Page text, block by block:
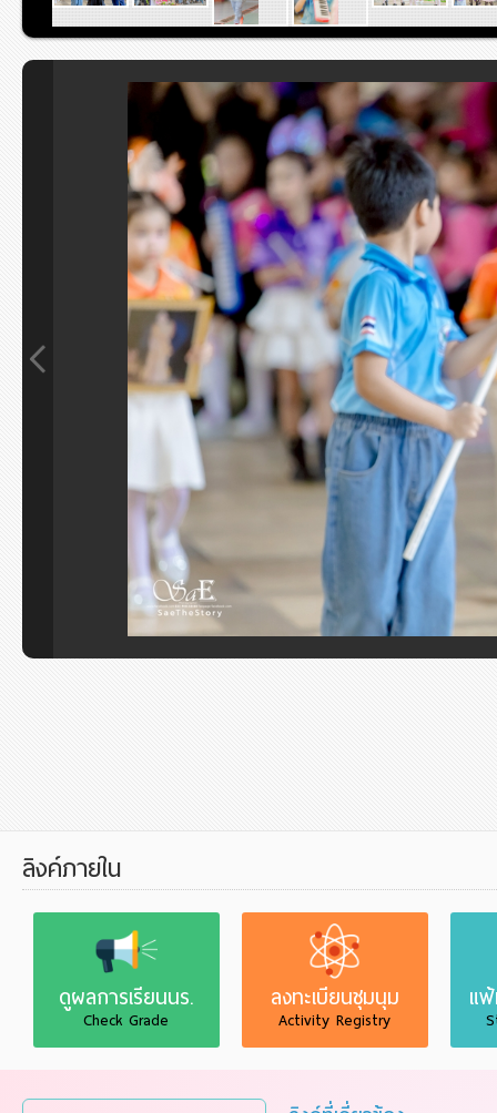
ลิงค์ภายใน
ดูผลการเรียนนร.
Check Grade
ลงทะเบียนชุมนุม
Activity Registry
แ